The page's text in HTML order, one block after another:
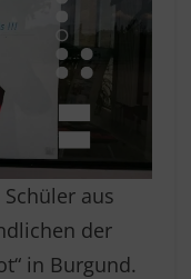
aus
der
in Burgund.